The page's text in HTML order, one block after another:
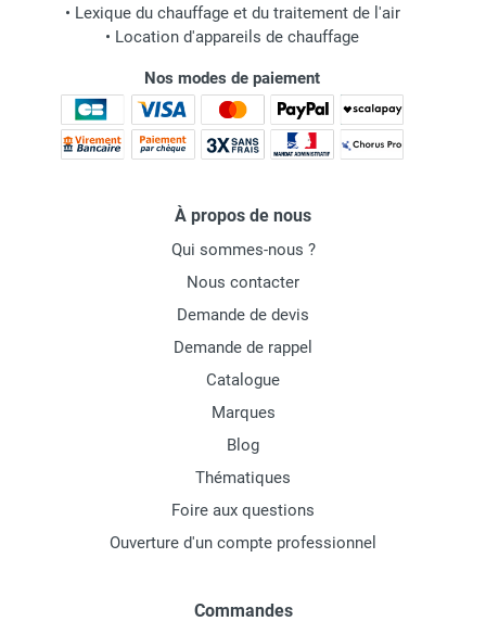
• Lexique du chauffage et du traitement de l'air
• Location d'appareils de chauffage
Nos modes de paiement
À propos de nous
Qui sommes-nous ?
Nous contacter
Demande de devis
Demande de rappel
Catalogue
Marques
Blog
Thématiques
Foire aux questions
Ouverture d'un compte professionnel
Commandes